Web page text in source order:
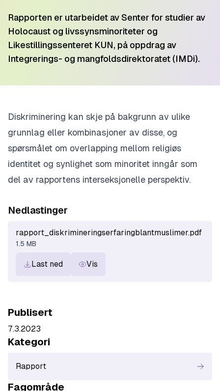
Rapporten er utarbeidet av Senter for studier av
Holocaust og livssynsminoriteter og
Likestillingssenteret KUN, på oppdrag av
Integrerings- og mangfoldsdirektoratet (IMDi).
Diskriminering kan skje på bakgrunn av ulike
grunnlag eller kombinasjoner av disse, og
spørsmålet om overlapping mellom religiøs
identitet og synlighet som minoritet inngår som
del av rapportens interseksjonelle perspektiv.
Nedlastinger
rapport_diskrimineringserfaringblantmuslimer.pdf
1.5 MB
Last ned Vis
Publisert
7.3.2023
Kategori
Rapport
Fagområde